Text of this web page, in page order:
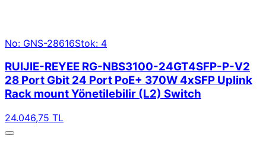
No: GNS-28616Stok: 4
RUIJIE-REYEE RG-NBS3100-24GT4SFP-P-V2
28 Port Gbit 24 Port PoE+ 370W 4xSFP Uplink
Rack mount Yönetilebilir (L2) Switch
24.046,75 TL